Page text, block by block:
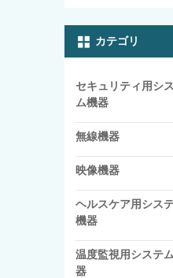
カテゴリ
セキュリティ用シ
ム機器
無線機器
映像機器
ヘルスケア用シス
機器
温度監視用システ
器